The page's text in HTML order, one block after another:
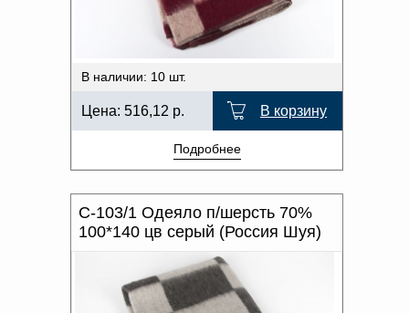
В наличии: 10 шт.
Цена: 516,12 р. В корзину
Подробнее
С-103/1 Одеяло п/шерсть 70%
100*140 цв серый (Россия Шуя)